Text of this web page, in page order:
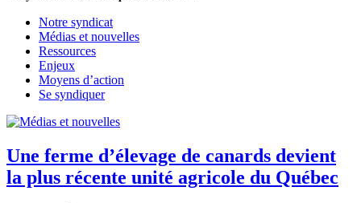
Notre syndicat
Médias et nouvelles
Ressources
Enjeux
Moyens d’action
Se syndiquer
Une ferme d’élevage de canards devient
la plus récente unité agricole du Québec